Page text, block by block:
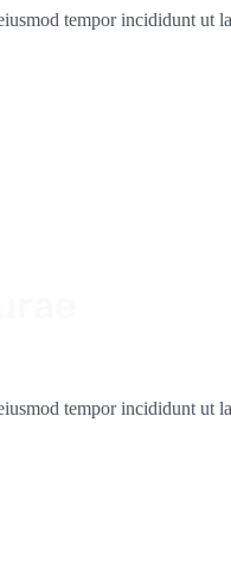
tempor incididunt
tempor incididunt